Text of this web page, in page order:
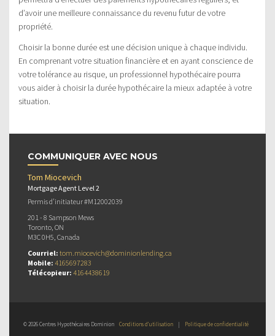
d’avoir une meilleure connaissance du revenu futur de votre
propriété.
Choisir la bonne durée est une décision unique à chaque individu.
En comprenant votre situation financière et en ayant conscience de
votre tolérance au risque, un professionnel hypothécaire pourra
vous aider à choisir la durée hypothécaire la mieux adaptée à votre
situation.
COMMUNIQUER AVEC NOUS
Tom Miocevich
Mortgage Agent Level 2
Permis d’initiateur #M12002039
201 - 8 Sampson Mews
Toronto, ON
M3C 0H5, Canada
Courriel: tom.miocevich@dominionlending.ca
Mobile: 4165697283
Télécopieur: 4164438619
© 2026 Centres Hypothécaires Dominion Conditions d’utilisation | Politique de confidentialité